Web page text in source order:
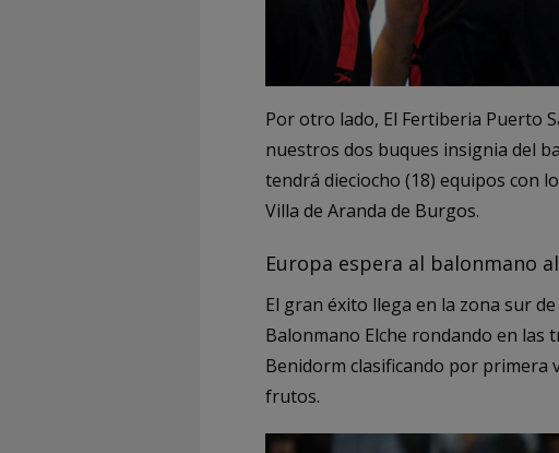
Por otro lado, El Fertiberia Puerto
nuestros dos buques insignia del
tendrá dieciocho (18) equipos con
Villa de Aranda de Burgos.
Europa espera al balonmano
El gran éxito llega en la zona sur
Balonmano Elche rondando en
Benidorm clasificando por primera
frutos.